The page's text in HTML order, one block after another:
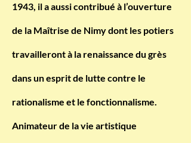
1943, il a aussi contribué à l’ouverture
de la Maîtrise de Nimy dont les potiers
travailleront à la renaissance du grès
dans un esprit de lutte contre le
rationalisme et le fonctionnalisme.
Animateur de la vie artistique